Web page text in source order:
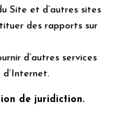
Site et d’autres sites
des rapports sur
d’autres services
de juridiction.